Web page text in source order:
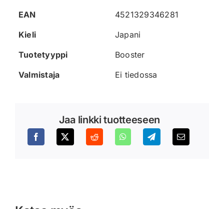
EAN
4521329346281
Kieli
Japani
Tuotetyyppi
Booster
Valmistaja
Ei tiedossa
Jaa linkki tuotteeseen